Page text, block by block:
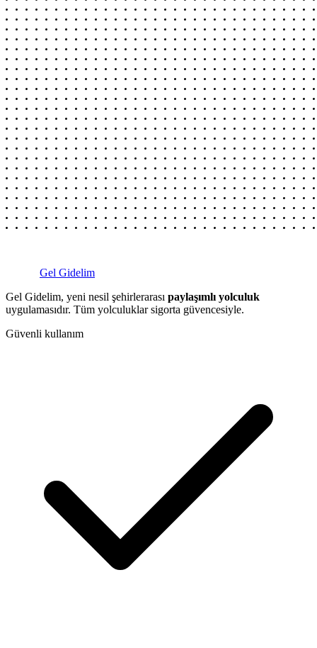
Gel Gidelim
Gel Gidelim, yeni nesil şehirlerarası paylaşımlı yolculuk
uygulamasıdır. Tüm yolculuklar sigorta güvencesiyle.
Güvenli kullanım